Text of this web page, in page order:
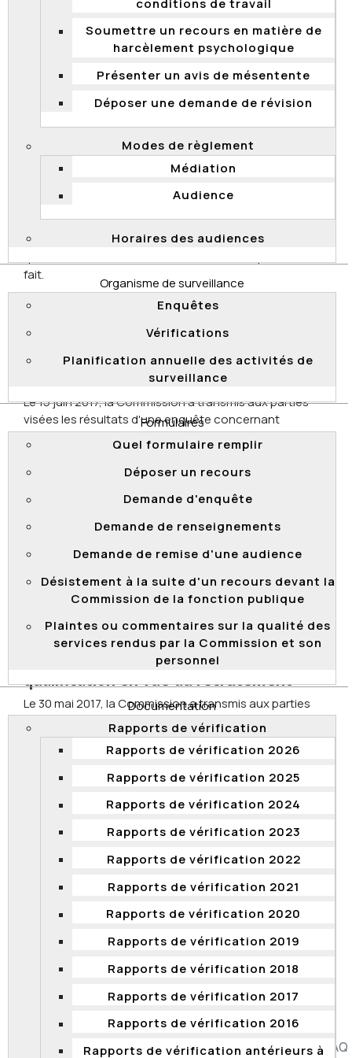
conditions de travail
Soumettre un recours en matière de
harcèlement psychologique
Présenter un avis de mésentente
Déposer une demande de révision
Modes de règlement
Médiation
Audience
Horaires des audiences
Organisme de surveillance
Enquêtes
Vérifications
Planification annuelle des activités de
surveillance
Formulaires
Quel formulaire remplir
Déposer un recours
Demande d'enquête
Demande de renseignements
Demande de remise d'une audience
Désistement à la suite d'un recours devant la
Commission de la fonction publique
Plaintes ou commentaires sur la qualité des
services rendus par la Commission et son
personnel
Documentation
Rapports de vérification
Rapports de vérification 2026
Rapports de vérification 2025
Rapports de vérification 2024
Rapports de vérification 2023
Rapports de vérification 2022
Rapports de vérification 2021
Rapports de vérification 2020
Rapports de vérification 2019
Rapports de vérification 2018
Rapports de vérification 2017
Rapports de vérification 2016
Rapports de vérification antérieurs à
Refus de l'admissibilité d'une
candidature lors d'un processus de
qualification en vue du recrutement
Le 15 juin 2017, la Commission a transmis aux parties
qualification tenu par la Commission des normes, de
l’équité, de la santé et de la sécurité du travail. Au
terme de cette enquête, la Commission a conclu que
candidature était non conforme à la Loi sur la fonction
publique et au cadre normatif applicable. Elle a conclu
fait.
Refus de l'admissibilité d'une
candidature lors d'un processus de
qualification en vue du recrutement
Le 15 juin 2017, la Commission a transmis aux parties
visées les résultats d'une enquête concernant
l'admission d'une candidature à un processus de
qualification tenu par le ministère des Transports, de
la Mobilité durable et de l’Électrification des
a conclu que la décision de refuser l'admission de
cette candidature était non conforme à la Loi sur la
a conclu que la candidature devait être admise, ce qui
a été fait.
Refus de l'admissibilité d'une
candidature lors d'un processus de
qualification en vue du recrutement
Le 30 mai 2017, la Commission a transmis aux parties
visées les résultats d'une enquête concernant
l'admission d'une candidature à un processus de
qualification tenu par la Commission des normes, de
l’équité, de la santé et de la sécurité du travail. Au
terme de cette enquête, la Commission a conclu que
la décision de refuser l'admission de cette
candidature était non conforme à la Loi sur la fonction
publique et au cadre normatif applicable. Elle a conclu
que la candidature devait être admise, ce qui a été
Page 3 sur 5
Accessibilité Plan du site Diffusion de l'information FAQ